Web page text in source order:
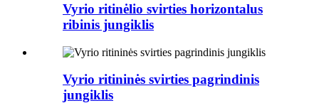
Vyrio ritinėlio svirties horizontalus
ribinis jungiklis
Vyrio ritininės svirties pagrindinis
jungiklis